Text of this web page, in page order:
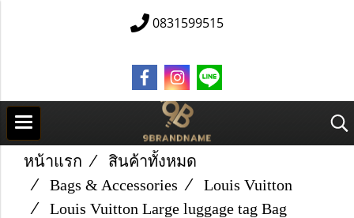
0831599515
หน้าแรก
สินค้าทั้งหมด
Bags & Accessories
Louis Vuitton
Louis Vuitton Large luggage tag Bag